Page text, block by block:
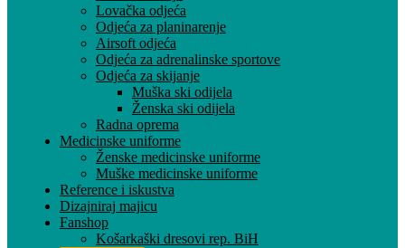
Lovačka odjeća
Odjeća za planinarenje
Airsoft odjeća
Odjeća za adrenalinske sportove
Odjeća za skijanje
Muška ski odijela
Ženska ski odijela
Radna oprema
Medicinske uniforme
Ženske medicinske uniforme
Muške medicinske uniforme
Reference i iskustva
Dizajniraj majicu
Fanshop
Košarkaški dresovi rep. BiH